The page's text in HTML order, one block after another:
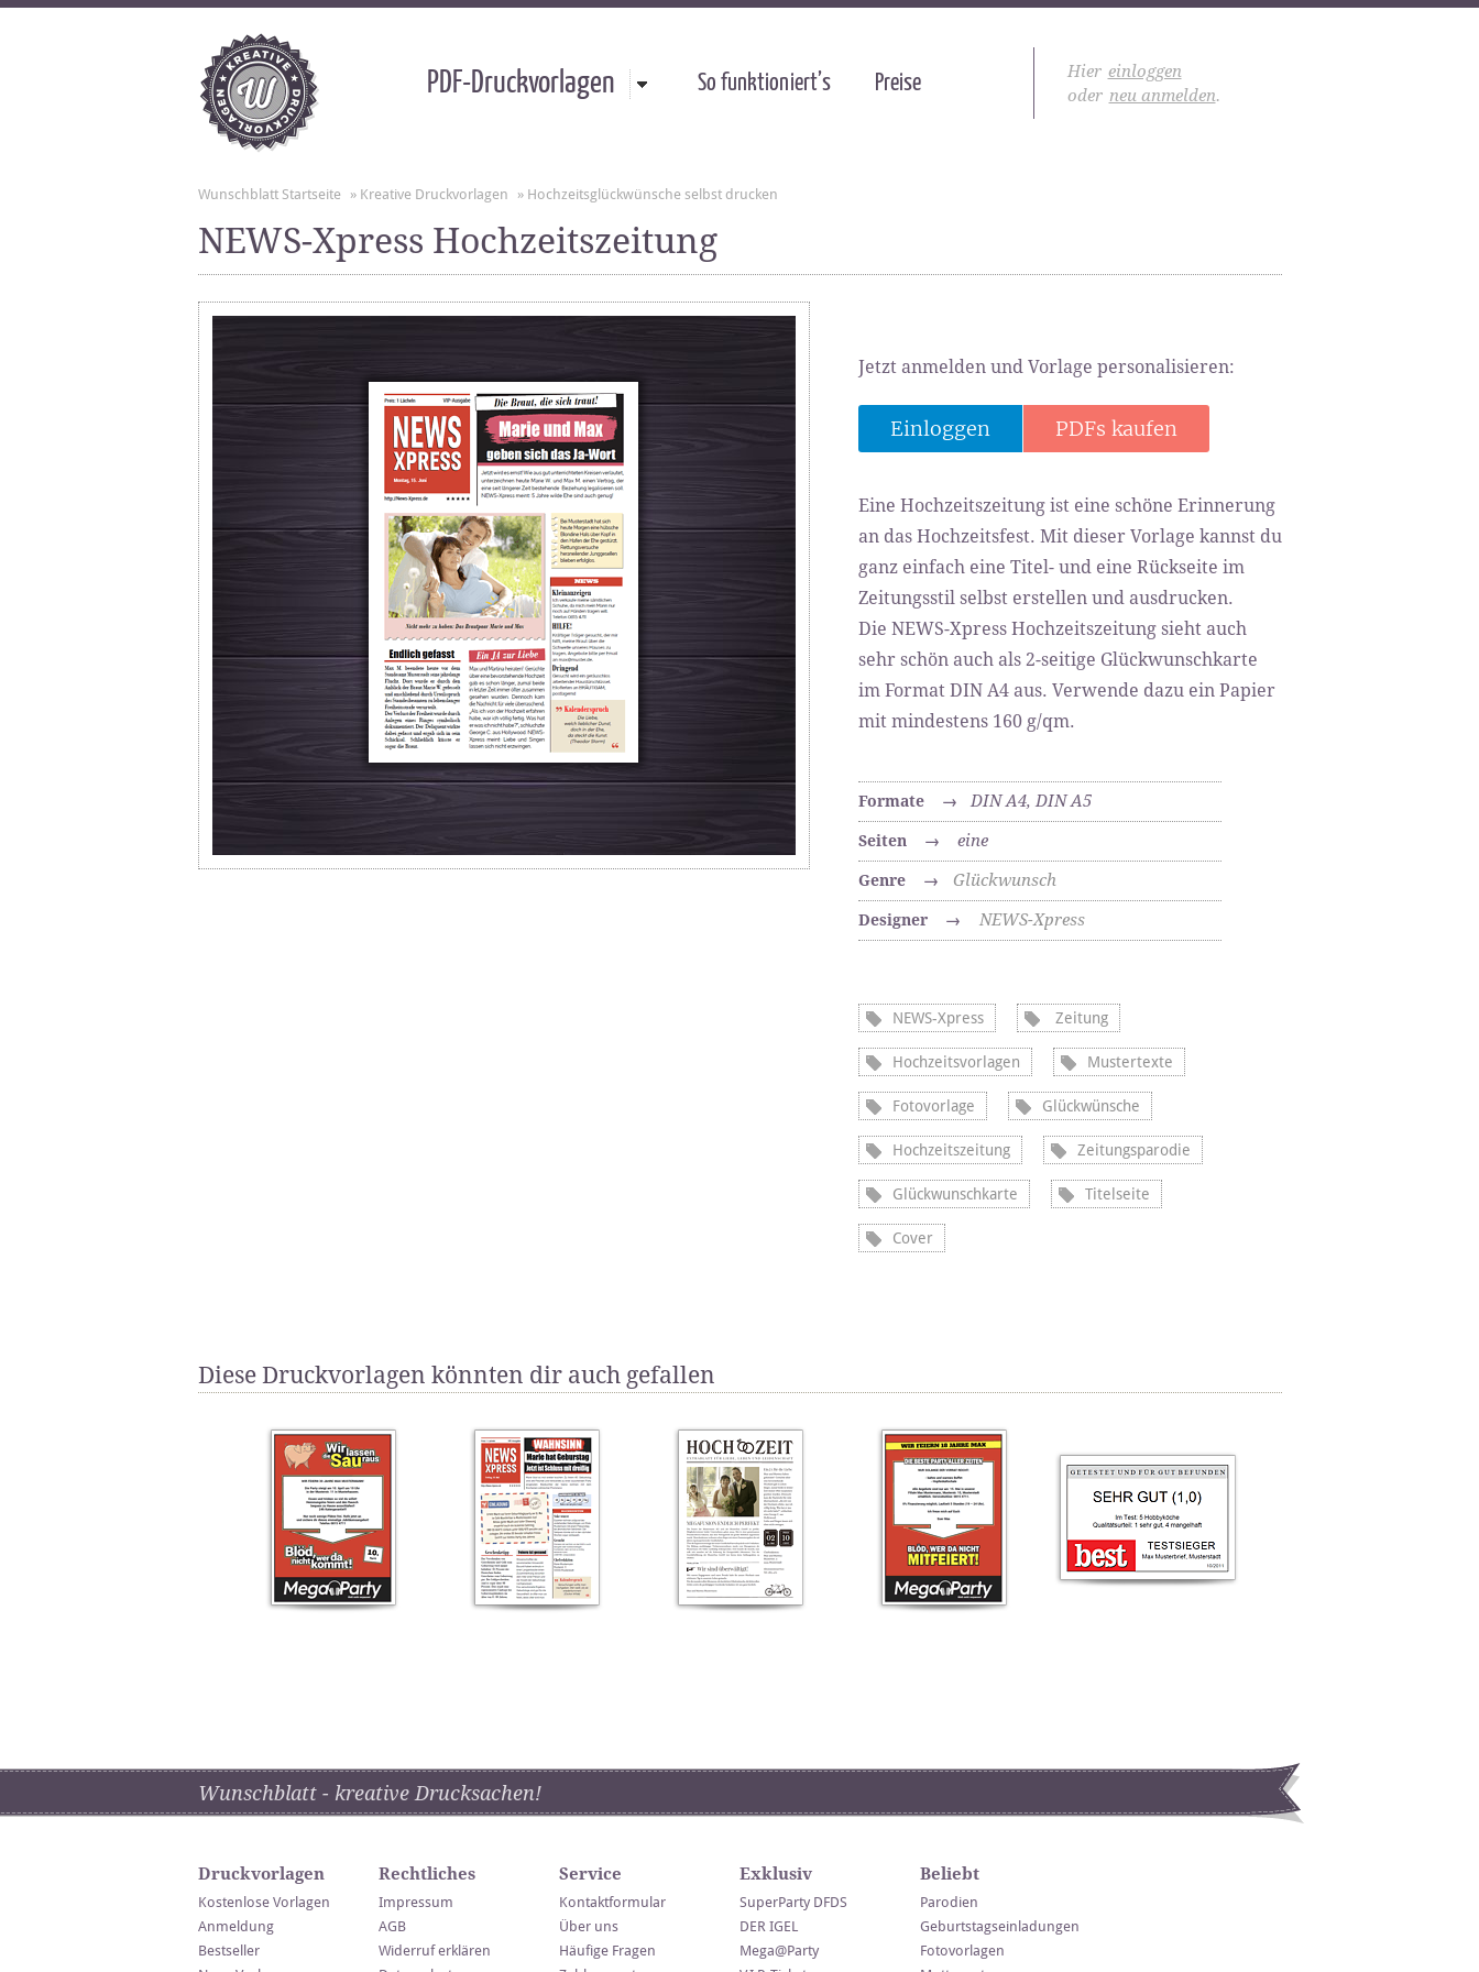
Hier einloggen
oder neu anmelden.
PDF-Druckvorlagen So funktioniert’s Preise
Wunschblatt Startseite » Kreative Druckvorlagen » Hochzeitsglückwünsche selbst drucken
NEWS-Xpress Hochzeitszeitung
Jetzt anmelden und Vorlage personalisieren:
Einloggen PDFs kaufen
Eine Hochzeitszeitung ist eine schöne Erinnerung
an das Hochzeitsfest. Mit dieser Vorlage kannst du
ganz einfach eine Titel- und eine Rückseite im
Zeitungsstil selbst erstellen und ausdrucken.
Die NEWS-Xpress Hochzeitszeitung sieht auch
sehr schön auch als 2-seitige Glückwunschkarte
im Format DIN A4 aus. Verwende dazu ein Papier
mit mindestens 160 g/qm.
Formate → DIN A4, DIN A5
Seiten → eine
Genre → Glückwunsch
Designer → NEWS-Xpress
NEWS-Xpress Zeitung
Hochzeitsvorlagen Mustertexte
Fotovorlage Glückwünsche
Hochzeitszeitung Zeitungsparodie
Glückwunschkarte Titelseite
Cover
Diese Druckvorlagen könnten dir auch gefallen
Wunschblatt - kreative Drucksachen!
Druckvorlagen
Kostenlose Vorlagen
Anmeldung
Bestseller
Rechtliches
Impressum
AGB
Widerruf erklären
Service
Kontaktformular
Über uns
Häufige Fragen
Exklusiv
SuperParty DFDS
DER IGEL
Mega@Party
Beliebt
Parodien
Geburtstagseinladungen
Fotovorlagen